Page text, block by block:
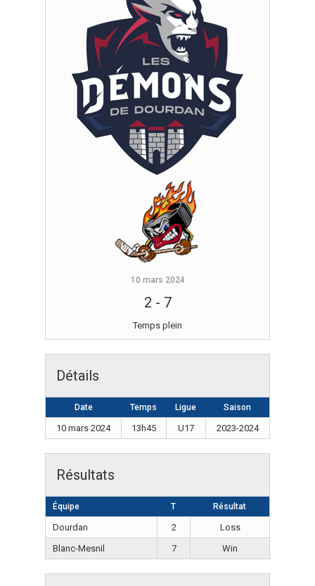
10 mars 2024
2 - 7
Temps plein
Détails
Date Temps Ligue Saison
10 mars 2024 13h45 U17 2023-2024
Résultats
Équipe T Résultat
Dourdan 2
Loss
Blanc-Mesnil
7 Win